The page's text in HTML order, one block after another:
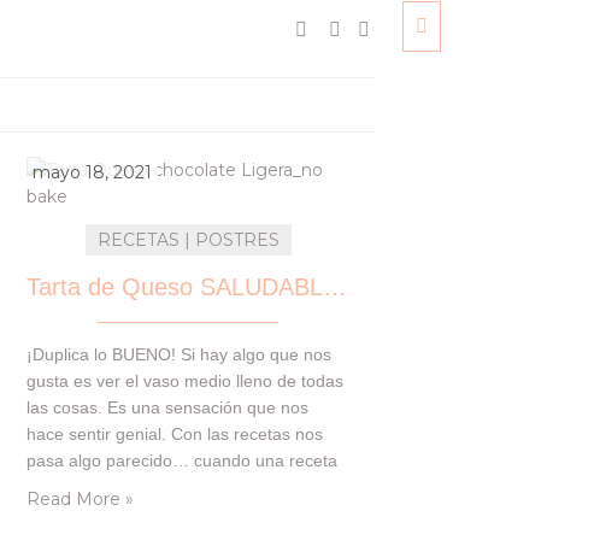
mayo 18, 2021
RECETAS | POSTRES
Tarta de Queso SALUDABLE de Chocolate
¡Duplica lo BUENO! Si hay algo que nos
gusta es ver el vaso medio lleno de todas
las cosas. Es una sensación que nos
hace sentir genial. Con las recetas nos
pasa algo parecido… cuando una receta
Read More »